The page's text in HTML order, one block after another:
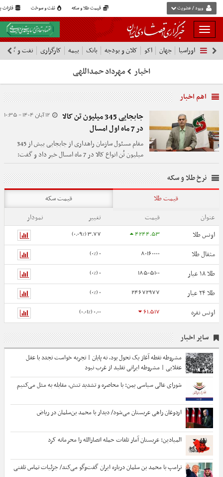
قیمت طلا و سکه نفت و سوخت فلزات ورود / عضویت
بار
و
بسته
نمودن
اوراسیا جهان اکو کلان و بودجه بانک بیمه کارگزاری نفت و گاز
اخبار مهرداد حمداللهی
اهم اخبار
12 آبان 1404 - 10:35
جابجایی 345 میلیون تن کالا
در 7 ماه اول امسال
مقام مسئول سازمان راهداری از جابجایی بیش از 345
میلیون تُن انواع کالا در 7 ماه امسال خبر داد و گفت:
میانگین عمر ناوگان باری سنگین کشور 19 سال است.
نرخ طلا و سکه
قیمت طلا
قیمت سکه
عنوان
قیمت تغییر
نمودار
اونس طلا
4244.53
3.77 (0.09%)
مثقال طلا 80160000
0 (0%)
طلا ۱۸ عیار 18505100
0 (0%)
طلا ۲۴ عیار 24672977
0 (0%)
اونس نقره 61.517
0.00 (0.01%)
سایر اخبار
مشروطه نقطه آغاز یک تحول بود، نه پایان | تجربه خواست تجدد با عقل
عقلایی | مشروطه ایرانی تقلید از غرب نبود
شورای عالی سیاسی یمن: با محاصره و تشدید تنش، مقابله به مثل می‌کنیم
اردوغان راهی عربستان می‌شود/ دیدار با محمد بن‌سلمان در ریاض
المیادین: عربستان آمار تلفات حمله انصارالله را محرمانه کرد
ترامپ با محمد بن سلمان درباره ایران گفت‌وگو می‌کند/ جزئیات تماس تلفنی